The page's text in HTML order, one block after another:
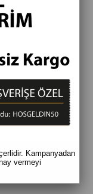
Kampanyadan
vermeyi